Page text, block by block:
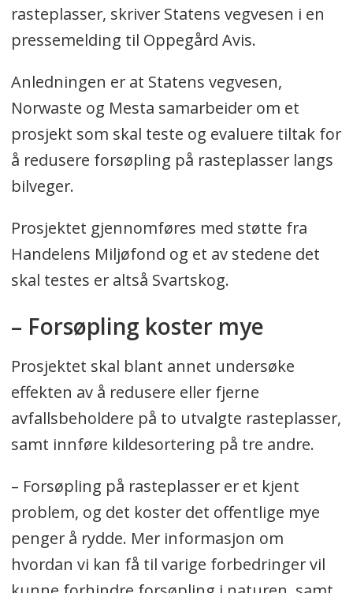
rasteplasser, skriver Statens vegvesen i en
pressemelding til Oppegård Avis.
Anledningen er at Statens vegvesen,
Norwaste og Mesta samarbeider om et
prosjekt som skal teste og evaluere tiltak for
å redusere forsøpling på rasteplasser langs
bilveger.
Prosjektet gjennomføres med støtte fra
Handelens Miljøfond og et av stedene det
skal testes er altså Svartskog.
– Forsøpling koster mye
Prosjektet skal blant annet undersøke
effekten av å redusere eller fjerne
avfallsbeholdere på to utvalgte rasteplasser,
samt innføre kildesortering på tre andre.
– Forsøpling på rasteplasser er et kjent
problem, og det koster det offentlige mye
penger å rydde. Mer informasjon om
hvordan vi kan få til varige forbedringer vil